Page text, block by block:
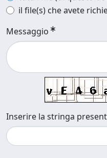
il file(s) che avete
Messaggio
Inserire la stringa